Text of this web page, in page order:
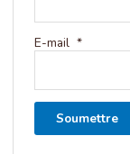
E-mail *